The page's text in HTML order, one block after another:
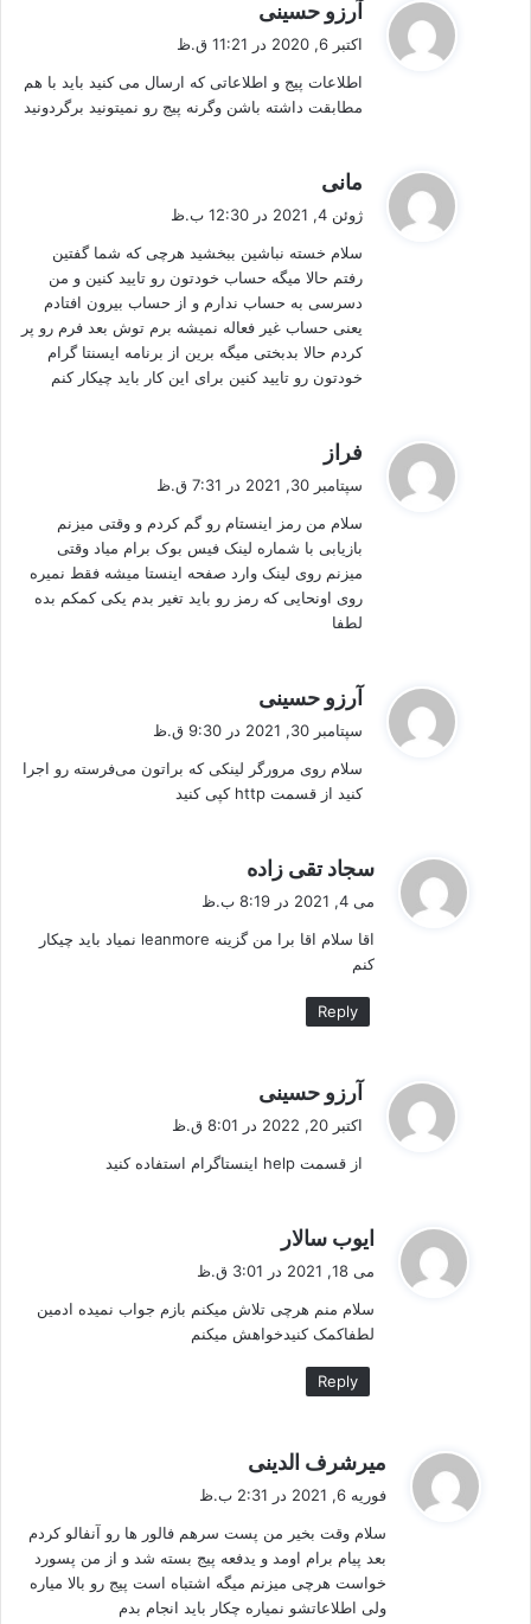
آرزو حسینی
:
اکتبر 6, 2020 در 11:21 ق.ظ
اطلاعات پیج و اطلاعاتی که ارسال می کنید باید با هم
مطابقت داشته باشن وگرنه پیج رو نمیتونید برگردونید
مانی
:
ژوئن 4, 2021 در 12:30 ب.ظ
سلام خسته نباشین ببخشید هرچی که شما گفتین
رفتم حالا میگه حساب خودتون رو تایید کنین و من
دسرسی به حساب ندارم و از حساب بیرون افتادم
یعنی حساب غیر فعاله نمیشه برم توش بعد فرم رو پر
کردم حالا بدبختی میگه برین از برنامه ایسنتا گرام
خودتون رو تایید کنین برای این کار باید چیکار کنم
فراز
:
سپتامبر 30, 2021 در 7:31 ق.ظ
سلام من رمز اینستام رو گم کردم و وقتی میزنم
بازیابی با شماره لینک فیس بوک برام میاد وقتی
میزنم روی لینک وارد صفحه اینستا میشه فقط نمیره
روی اونحایی که رمز رو باید تغیر بدم یکی کمکم بده
لطفا
آرزو حسینی
ف
:
سپتامبر 30, 2021 در 9:30 ق.ظ
سلام روی مرورگر لینکی که براتون می‌فرسته رو اجرا
کنید از قسمت http کپی کنید
سجاد تقی زاده
ف
:
می 4, 2021 در 8:19 ب.ظ
اقا سلام اقا برا من گزینه leanmore نمیاد باید چیکار
کنم
Reply
آرزو حسینی
:
اکتبر 20, 2022 در 8:01 ق.ظ
از قسمت help اینستاگرام استفاده کنید
ایوب سالار
:
می 18, 2021 در 3:01 ق.ظ
سلام منم هرچی تلاش میکنم بازم جواب نمیده ادمین
لطفاکمک کنیدخواهش میکنم
Reply
میرشرف الدینی
ف
:
فوریه 6, 2021 در 2:31 ب.ظ
سلام وقت بخیر من پست سرهم فالور ها رو آنفالو کردم
بعد پیام برام اومد و یدفعه پیج بسته شد و از من پسورد
خواست هرچی میزنم میگه اشتباه است پیج رو بالا میاره
ولی اطلاعاتشو نمیاره چکار باید انجام بدم